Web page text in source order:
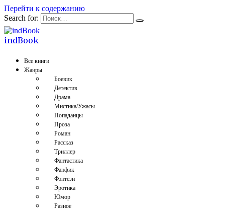
Перейти к содержанию
Search for:
indBook
Все книги
Жанры
Боевик
Детектив
Драма
Мистика/Ужасы
Попаданцы
Проза
Роман
Рассказ
Триллер
Фантастика
Фанфик
Фэнтези
Эротика
Юмор
Разное